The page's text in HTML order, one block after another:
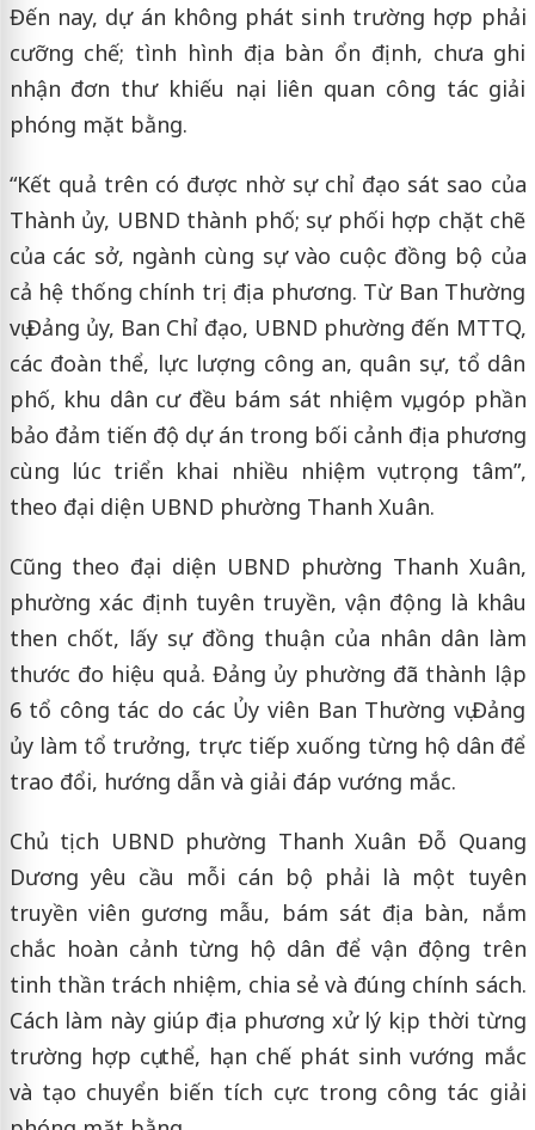
Đến nay, dự án không phát sinh trường hợp phải
cưỡng chế; tình hình địa bàn ổn định, chưa ghi
nhận đơn thư khiếu nại liên quan công tác giải
phóng mặt bằng.
“Kết quả trên có được nhờ sự chỉ đạo sát sao của
Thành ủy, UBND thành phố; sự phối hợp chặt chẽ
của các sở, ngành cùng sự vào cuộc đồng bộ của
cả hệ thống chính trị địa phương. Từ Ban Thường
vụ Đảng ủy, Ban Chỉ đạo, UBND phường đến MTTQ,
các đoàn thể, lực lượng công an, quân sự, tổ dân
phố, khu dân cư đều bám sát nhiệm vụ, góp phần
bảo đảm tiến độ dự án trong bối cảnh địa phương
cùng lúc triển khai nhiều nhiệm vụ trọng tâm”,
theo đại diện UBND phường Thanh Xuân.
Cũng theo đại diện UBND phường Thanh Xuân,
phường xác định tuyên truyền, vận động là khâu
then chốt, lấy sự đồng thuận của nhân dân làm
thước đo hiệu quả. Đảng ủy phường đã thành lập
6 tổ công tác do các Ủy viên Ban Thường vụ Đảng
ủy làm tổ trưởng, trực tiếp xuống từng hộ dân để
trao đổi, hướng dẫn và giải đáp vướng mắc.
Chủ tịch UBND phường Thanh Xuân Đỗ Quang
Dương yêu cầu mỗi cán bộ phải là một tuyên
truyền viên gương mẫu, bám sát địa bàn, nắm
chắc hoàn cảnh từng hộ dân để vận động trên
tinh thần trách nhiệm, chia sẻ và đúng chính sách.
Cách làm này giúp địa phương xử lý kịp thời từng
trường hợp cụ thể, hạn chế phát sinh vướng mắc
và tạo chuyển biến tích cực trong công tác giải